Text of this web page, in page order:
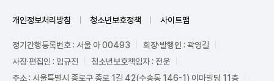
개인정보처리방침 청소년보호정책 사이트맵
정기간행등록번호 : 서울 아 00493
회장·발행인 : 곽영길
사장·편집인 : 임규진
청소년보호책임자 : 전운
주소 : 서울특별시 종로구 종로 1길 42(수송동 146-1) 이마빌딩 11층